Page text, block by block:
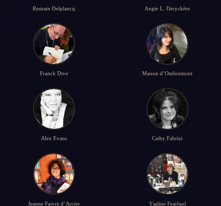
Romain Delplancq Angie L. Deryckère
Franck Dive Manon d’Ombremont
Alex Evans Cathy Fabrizi
Jeanne Faivre d’Arcier Ysaline Fearfaol